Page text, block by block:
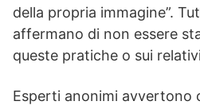
della propria immagine”.
affermano di non essere
queste pratiche o sui
Esperti anonimi avvertono